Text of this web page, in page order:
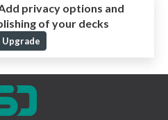
privacy options and
of your decks
Upgrade